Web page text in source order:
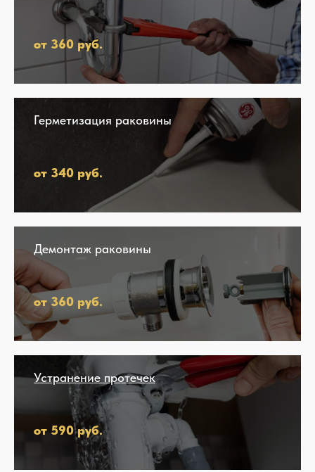
от 360 руб.
Герметизация раковины
от 340 руб.
Демонтаж раковины
от 360 руб.
Устранение протечек
от 590 руб.